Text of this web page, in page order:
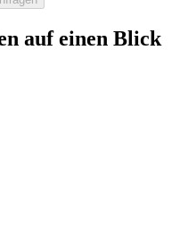
auf einen Blick